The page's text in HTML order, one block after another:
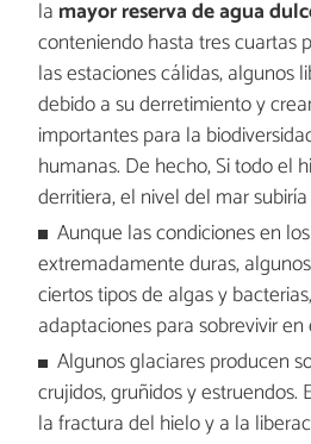
la mayor reserva de agua
conteniendo hasta tres cuartas
las estaciones cálidas, algunos
debido a su derretimiento y
importantes para la
humanas. De hecho, Si todo el
derritiera, el nivel del mar
Aunque las condiciones en
extremadamente duras,
ciertos tipos de algas y
adaptaciones para sobrevivir
Algunos glaciares producen
crujidos, gruñidos y estruendos.
la fractura del hielo y a la